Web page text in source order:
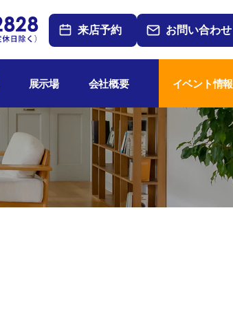
来店予約 お問い合わせ
展示場 会社概要 イベント情報